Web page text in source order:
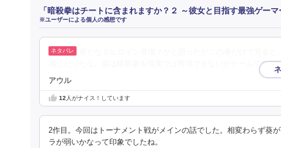
「暗殺拳はチートに含まれますか？２ ～彼女と目指す最強ゲー
※ユーザーによる個人の感想です
感じだったな。葵は暗殺拳を現実では再現できないがゲームではス
アウル
12人がナイス！しています
2作目。今回はトーナメント戦がメインの話でした。相変わらず葵
ラが弱いかなって印象でしたね。